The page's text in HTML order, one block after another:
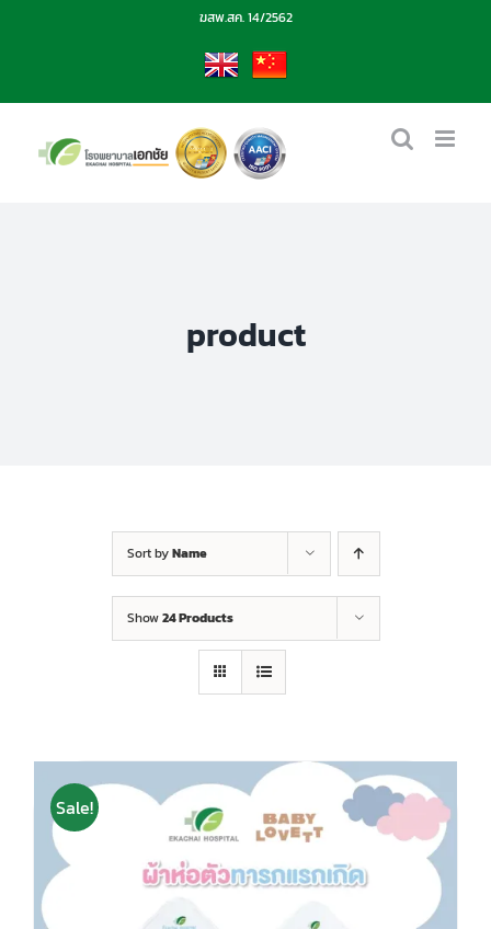
ฆสพ.สค. 14/2562
EN CN
product
Sort byName
Show24 Products
Sale!